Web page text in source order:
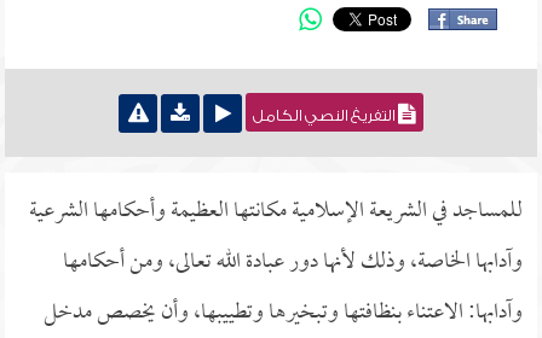
التفريغ النصي الكامل
للمساجد في الشريعة الإسلامية مكانتها العظيمة وأحكامها الشرعية
وآدابها الخاصة، وذلك لأنها دور عبادة الله تعالى، ومن أحكامها
وآدابها: الاعتناء بنظافتها وتبخيرها وتطييبها، وأن يخصص مدخل